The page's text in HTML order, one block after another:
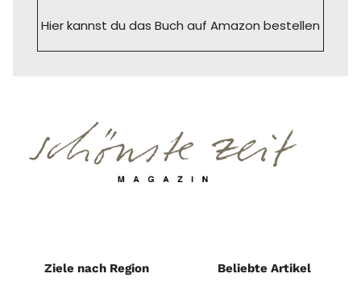
Hier kannst du das Buch auf Amazon bestellen
Ziele nach Region Beliebte Artikel